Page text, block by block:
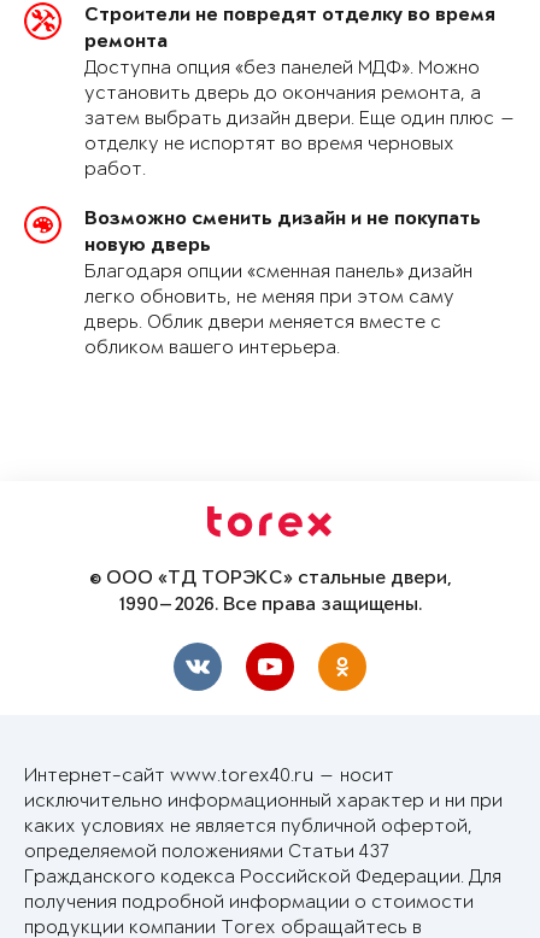
Строители не повредят отделку во время
ремонта
Доступна опция «без панелей МДФ». Можно
установить дверь до окончания ремонта, а
затем выбрать дизайн двери. Еще один плюс —
отделку не испортят во время черновых
работ.
Возможно сменить дизайн и не покупать
новую дверь
Благодаря опции «сменная панель» дизайн
легко обновить, не меняя при этом саму
дверь. Облик двери меняется вместе с
обликом вашего интерьера.
© ООО «ТД ТОРЭКС» стальные двери,
1990—2026. Все права защищены.
Интернет-сайт www.torex40.ru — носит
исключительно информационный характер и ни при
каких условиях не является публичной офертой,
определяемой положениями Статьи 437
Гражданского кодекса Российской Федерации. Для
получения подробной информации о стоимости
продукции компании Torex обращайтесь в